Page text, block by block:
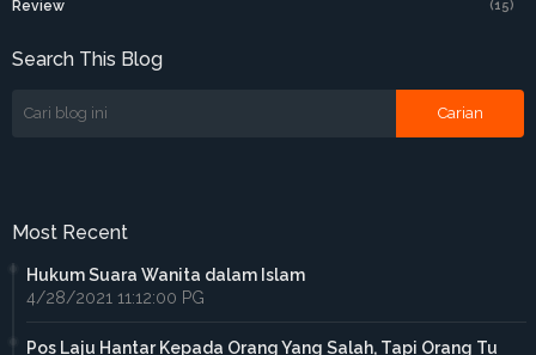
Review (15)
Search This Blog
Most Recent
Hukum Suara Wanita dalam Islam
4/28/2021 11:12:00 PG
Pos Laju Hantar Kepada Orang Yang Salah, Tapi Orang Tu